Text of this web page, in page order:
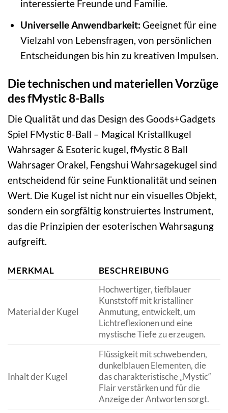
interessierte Freunde und Familie.
Universelle Anwendbarkeit: Geeignet für eine
Vielzahl von Lebensfragen, von persönlichen
Entscheidungen bis hin zu kreativen Impulsen.
Die technischen und materiellen Vorzüge
des fMystic 8-Balls
Die Qualität und das Design des Goods+Gadgets
Spiel FMystic 8-Ball – Magical Kristallkugel
Wahrsager & Esoteric kugel, fMystic 8 Ball
Wahrsager Orakel, Fengshui Wahrsagekugel sind
entscheidend für seine Funktionalität und seinen
Wert. Die Kugel ist nicht nur ein visuelles Objekt,
sondern ein sorgfältig konstruiertes Instrument,
das die Prinzipien der esoterischen Wahrsagung
aufgreift.
MERKMAL BESCHREIBUNG
Material der Kugel
Hochwertiger, tiefblauer
Kunststoff mit kristalliner
Anmutung, entwickelt, um
Lichtreflexionen und eine
mystische Tiefe zu erzeugen.
Inhalt der Kugel
Flüssigkeit mit schwebenden,
dunkelblauen Elementen, die
das charakteristische „Mystic“
Flair verstärken und für die
Anzeige der Antworten sorgt.